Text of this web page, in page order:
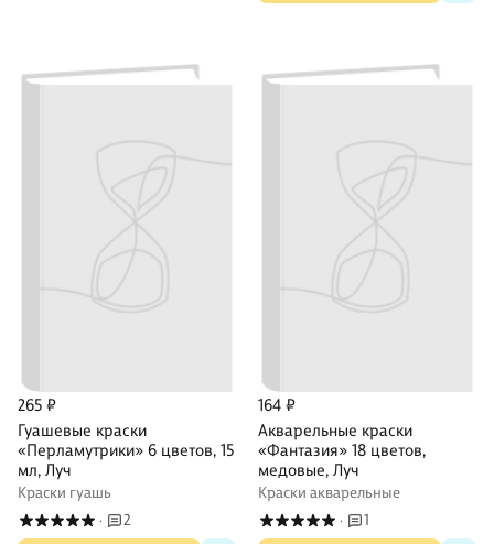
265 ₽
Гуашевые краски
«Перламутрики» 6 цветов, 15
мл, Луч
Краски гуашь
· 2
164 ₽
Акварельные краски
«Фантазия» 18 цветов,
медовые, Луч
Краски акварельные
· 1